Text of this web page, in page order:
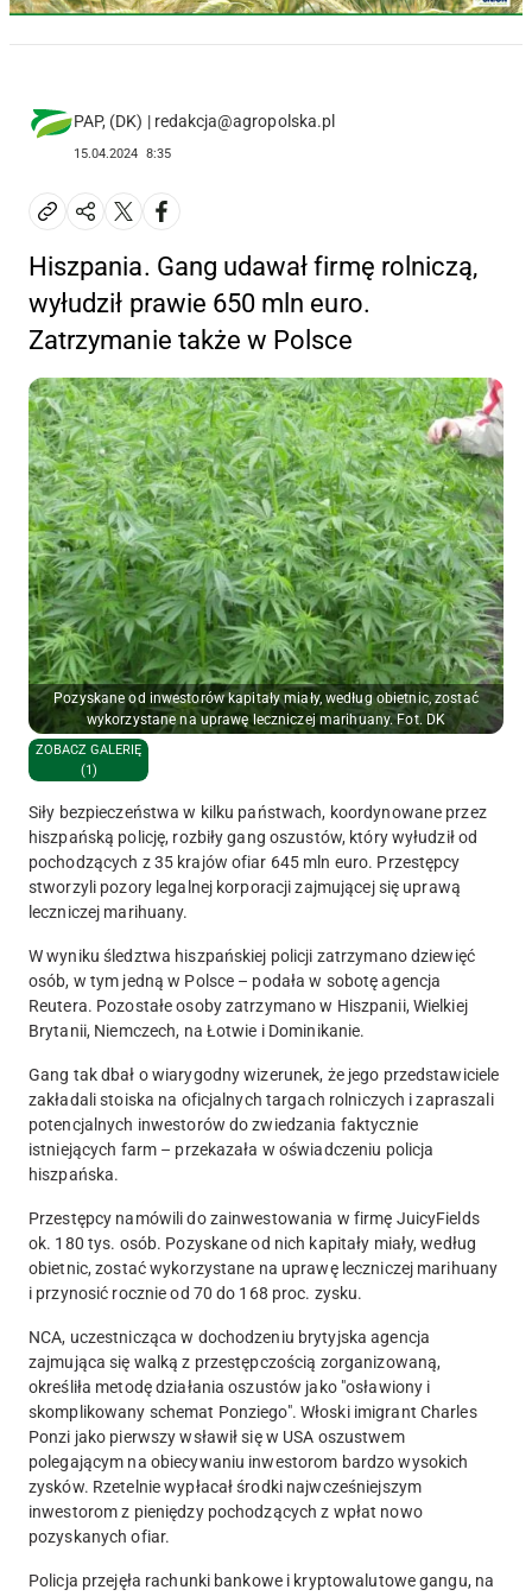
PAP, (DK) | redakcja@agropolska.pl
15.04.2024 8:35
Hiszpania. Gang udawał firmę rolniczą,
wyłudził prawie 650 mln euro.
Zatrzymanie także w Polsce
Pozyskane od inwestorów kapitały miały, według obietnic, zostać
wykorzystane na uprawę leczniczej marihuany. Fot. DK
ZOBACZ GALERIĘ
(1)
Siły bezpieczeństwa w kilku państwach, koordynowane przez
hiszpańską policję, rozbiły gang oszustów, który wyłudził od
pochodzących z 35 krajów ofiar 645 mln euro. Przestępcy
stworzyli pozory legalnej korporacji zajmującej się uprawą
leczniczej marihuany.
W wyniku śledztwa hiszpańskiej policji zatrzymano dziewięć
osób, w tym jedną w Polsce – podała w sobotę agencja
Reutera. Pozostałe osoby zatrzymano w Hiszpanii, Wielkiej
Brytanii, Niemczech, na Łotwie i Dominikanie.
Gang tak dbał o wiarygodny wizerunek, że jego przedstawiciele
zakładali stoiska na oficjalnych targach rolniczych i zapraszali
potencjalnych inwestorów do zwiedzania faktycznie
istniejących farm – przekazała w oświadczeniu policja
hiszpańska.
Przestępcy namówili do zainwestowania w firmę JuicyFields
ok. 180 tys. osób. Pozyskane od nich kapitały miały, według
obietnic, zostać wykorzystane na uprawę leczniczej marihuany
i przynosić rocznie od 70 do 168 proc. zysku.
NCA, uczestnicząca w dochodzeniu brytyjska agencja
zajmująca się walką z przestępczością zorganizowaną,
określiła metodę działania oszustów jako "osławiony i
skomplikowany schemat Ponziego". Włoski imigrant Charles
Ponzi jako pierwszy wsławił się w USA oszustwem
polegającym na obiecywaniu inwestorom bardzo wysokich
zysków. Rzetelnie wypłacał środki najwcześniejszym
inwestorom z pieniędzy pochodzących z wpłat nowo
pozyskanych ofiar.
Policja przejęła rachunki bankowe i kryptowalutowe gangu, na